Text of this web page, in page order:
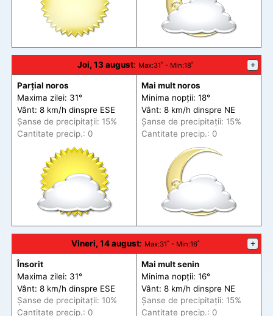
Joi, 13 august: Max:31˚ - Min:18˚ +
Parțial noros
Maxima zilei: 31°
Vânt: 8 km/h dinspre ESE
Șanse de precipitații: 15%
Cantitate precip.: 0
Mai mult noros
Minima nopții: 18°
Vânt: 8 km/h dinspre NE
Șanse de precipitații: 15%
Cantitate precip.: 0
Vineri, 14 august: Max:31˚ - Min:16˚ +
Însorit
Maxima zilei: 31°
Vânt: 8 km/h dinspre ESE
Șanse de precipitații: 10%
Cantitate precip.: 0
Mai mult senin
Minima nopții: 16°
Vânt: 8 km/h dinspre NE
Șanse de precipitații: 15%
Cantitate precip.: 0